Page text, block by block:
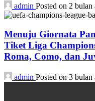
admin Posted on 2 bulan
Menuju Giornata
Tiket Liga
Roma, Como, dan
admin Posted on 3 bulan